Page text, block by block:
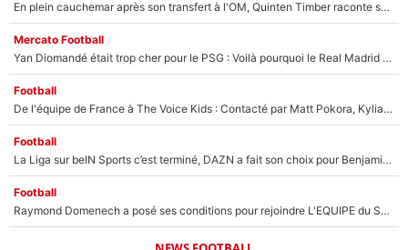
En plein cauchemar après son transfert à l'OM, Quinten Timber raconte ses doutes après sa signature à Marseille
Mercato Football
Yan Diomandé était trop cher pour le PSG : Voilà pourquoi le Real Madrid a accepté de payer la somme record de 140M€ pour boucler son transfert !
Football
De l'équipe de France à The Voice Kids : Contacté par Matt Pokora, Kylian Mbappé a accepté de jouer un rôle inédit sur TF1 !
Football
La Liga sur beIN Sports c’est terminé, DAZN a fait son choix pour Benjamin Da Silva et Omar Da Fonseca !
Football
Raymond Domenech a posé ses conditions pour rejoindre L'EQUIPE du Soir : Il refuse de faire l'émission avec un autre chroniqueur !